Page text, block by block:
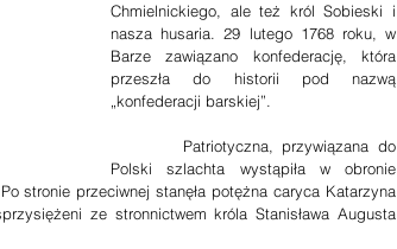
Chmielnickiego, ale też król Sobieski i
nasza husaria. 29 lutego 1768 roku, w
Barze zawiązano konfederację, która
przeszła do historii pod nazwą
„konfederacji barskiej”.
Polski szlachta wystąpiła w obronie
stronie przeciwnej stanęła potężna caryca Katarzyna
ze stronnictwem króla Stanisława Augusta